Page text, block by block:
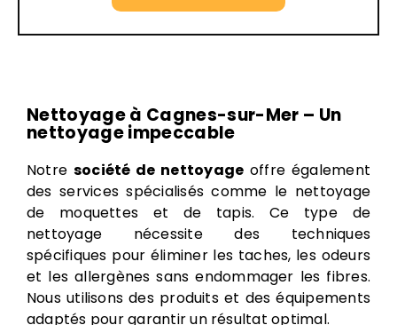
Nettoyage à Cagnes-sur-Mer – Un
nettoyage impeccable
Notre société de nettoyage offre également
des services spécialisés comme le nettoyage
de moquettes et de tapis. Ce type de
nettoyage nécessite des techniques
spécifiques pour éliminer les taches, les odeurs
et les allergènes sans endommager les fibres.
Nous utilisons des produits et des équipements
adaptés pour garantir un résultat optimal.